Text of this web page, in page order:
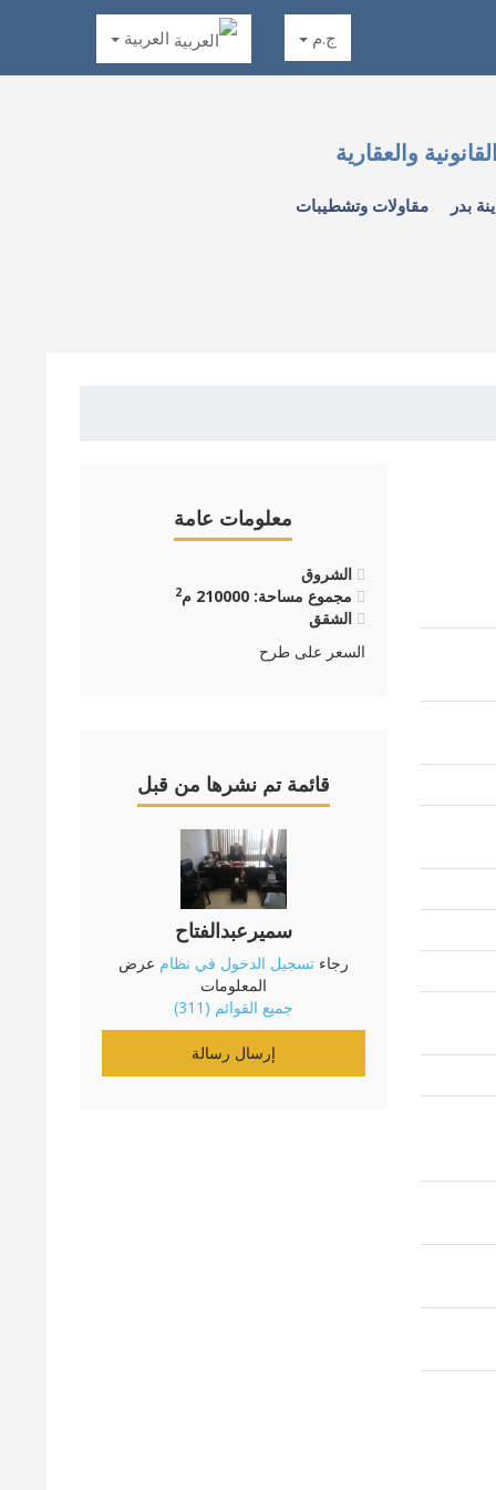
ج.م العربية
والعقارية
بدر مقاولات وتشطيبات
معلومات عامة
الشروق
مجموع مساحة: 210000 م
2
الشقق
السعر على طرح
قائمة تم نشرها من قبل
سميرعبدالفتاح
رجاءتسجيل الدخول في نظام عرض
المعلومات
جميع القوائم (311)
إرسال رسالة